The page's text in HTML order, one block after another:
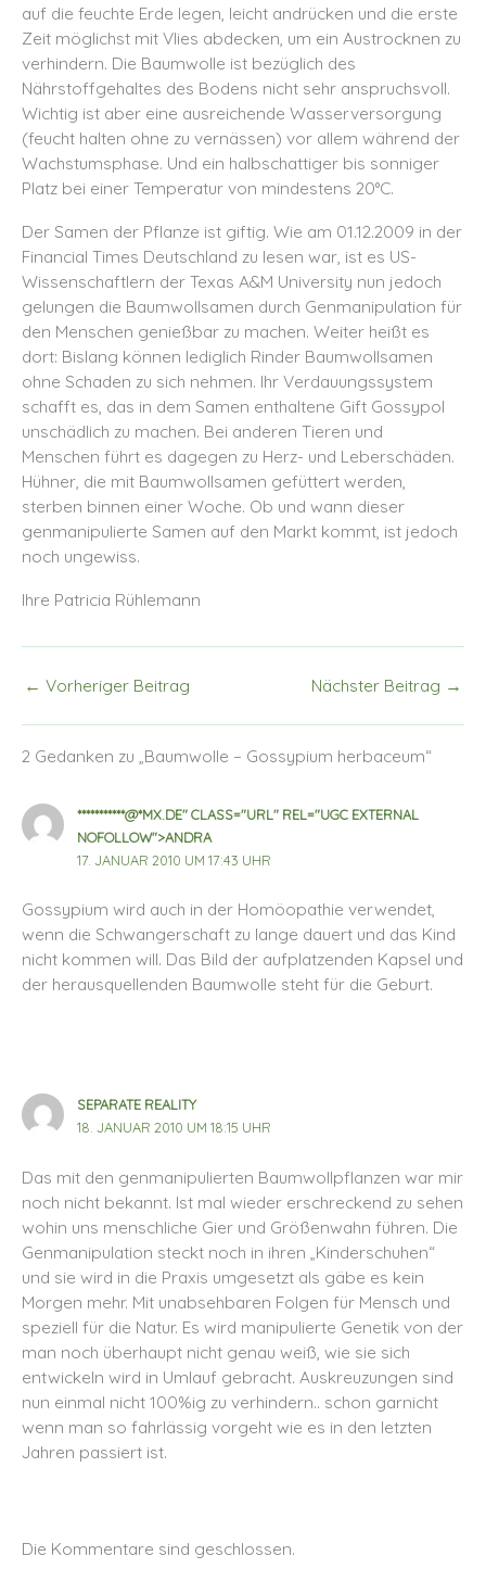
auf die feuchte Erde legen, leicht andrücken und die erste
Zeit möglichst mit Vlies abdecken, um ein Austrocknen zu
verhindern. Die Baumwolle ist bezüglich des
Nährstoffgehaltes des Bodens nicht sehr anspruchsvoll.
Wichtig ist aber eine ausreichende Wasserversorgung
(feucht halten ohne zu vernässen) vor allem während der
Wachstumsphase. Und ein halbschattiger bis sonniger
Platz bei einer Temperatur von mindestens 20°C.
Der Samen der Pflanze ist giftig. Wie am 01.12.2009 in der
Financial Times Deutschland zu lesen war, ist es US-
Wissenschaftlern der Texas A&M University nun jedoch
gelungen die Baumwollsamen durch Genmanipulation für
den Menschen genießbar zu machen. Weiter heißt es
dort: Bislang können lediglich Rinder Baumwollsamen
ohne Schaden zu sich nehmen. Ihr Verdauungssystem
schafft es, das in dem Samen enthaltene Gift Gossypol
unschädlich zu machen. Bei anderen Tieren und
Menschen führt es dagegen zu Herz- und Leberschäden.
Hühner, die mit Baumwollsamen gefüttert werden,
sterben binnen einer Woche. Ob und wann dieser
genmanipulierte Samen auf den Markt kommt, ist jedoch
noch ungewiss.
Ihre Patricia Rühlemann
← Vorheriger Beitrag Nächster Beitrag →
2 Gedanken zu „Baumwolle – Gossypium herbaceum“
***********@*MX.DE" CLASS="URL" REL="UGC EXTERNAL
NOFOLLOW">ANDRA
17. JANUAR 2010 UM 17:43 UHR
Gossypium wird auch in der Homöopathie verwendet,
wenn die Schwangerschaft zu lange dauert und das Kind
nicht kommen will. Das Bild der aufplatzenden Kapsel und
der herausquellenden Baumwolle steht für die Geburt.
SEPARATE REALITY
18. JANUAR 2010 UM 18:15 UHR
Das mit den genmanipulierten Baumwollpflanzen war mir
noch nicht bekannt. Ist mal wieder erschreckend zu sehen
wohin uns menschliche Gier und Größenwahn führen. Die
Genmanipulation steckt noch in ihren „Kinderschuhen“
und sie wird in die Praxis umgesetzt als gäbe es kein
Morgen mehr. Mit unabsehbaren Folgen für Mensch und
speziell für die Natur. Es wird manipulierte Genetik von der
man noch überhaupt nicht genau weiß, wie sie sich
entwickeln wird in Umlauf gebracht. Auskreuzungen sind
nun einmal nicht 100%ig zu verhindern.. schon garnicht
wenn man so fahrlässig vorgeht wie es in den letzten
Jahren passiert ist.
Die Kommentare sind geschlossen.